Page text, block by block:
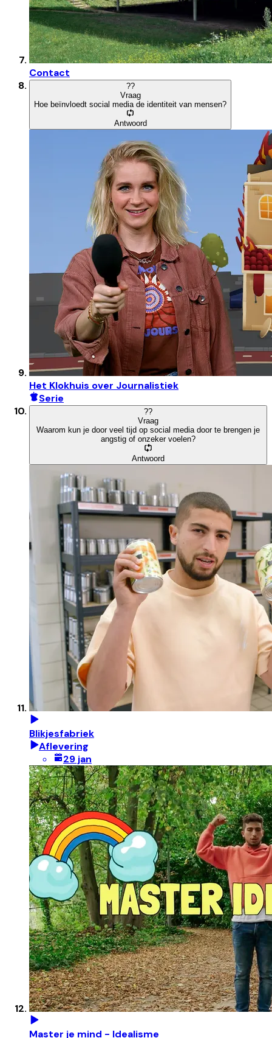
Contact
??
Vraag
Hoe beïnvloedt social media de identiteit van mensen?
Antwoord
Het Klokhuis over Journalistiek
Serie
??
Vraag
Waarom kun je door veel tijd op social media door te brengen je
angstig of onzeker voelen?
Antwoord
Blikjesfabriek
Aflevering
29 jan
Master je mind - Idealisme